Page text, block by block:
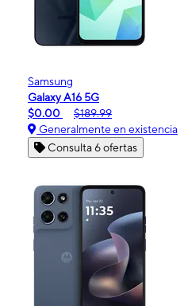
Samsung
Galaxy A16 5G
$0.00
$189.99
Generalmente en existencia
Consulta 6 ofertas